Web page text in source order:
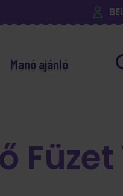
Manó ajánló
Füzet